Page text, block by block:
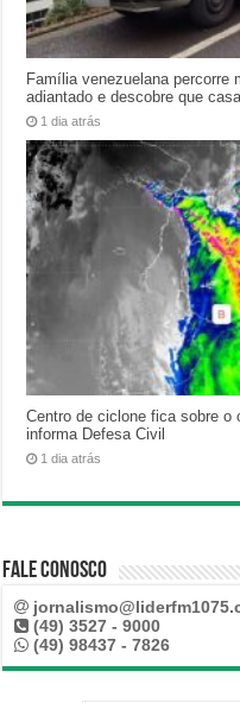
Família venezuelana percorre
adiantado e descobre que
1 dia atrás
Centro de ciclone fica sobre o
informa Defesa Civil
1 dia atrás
Fale Conosco
(49) 3527 - 9000
(49) 98437 - 7826